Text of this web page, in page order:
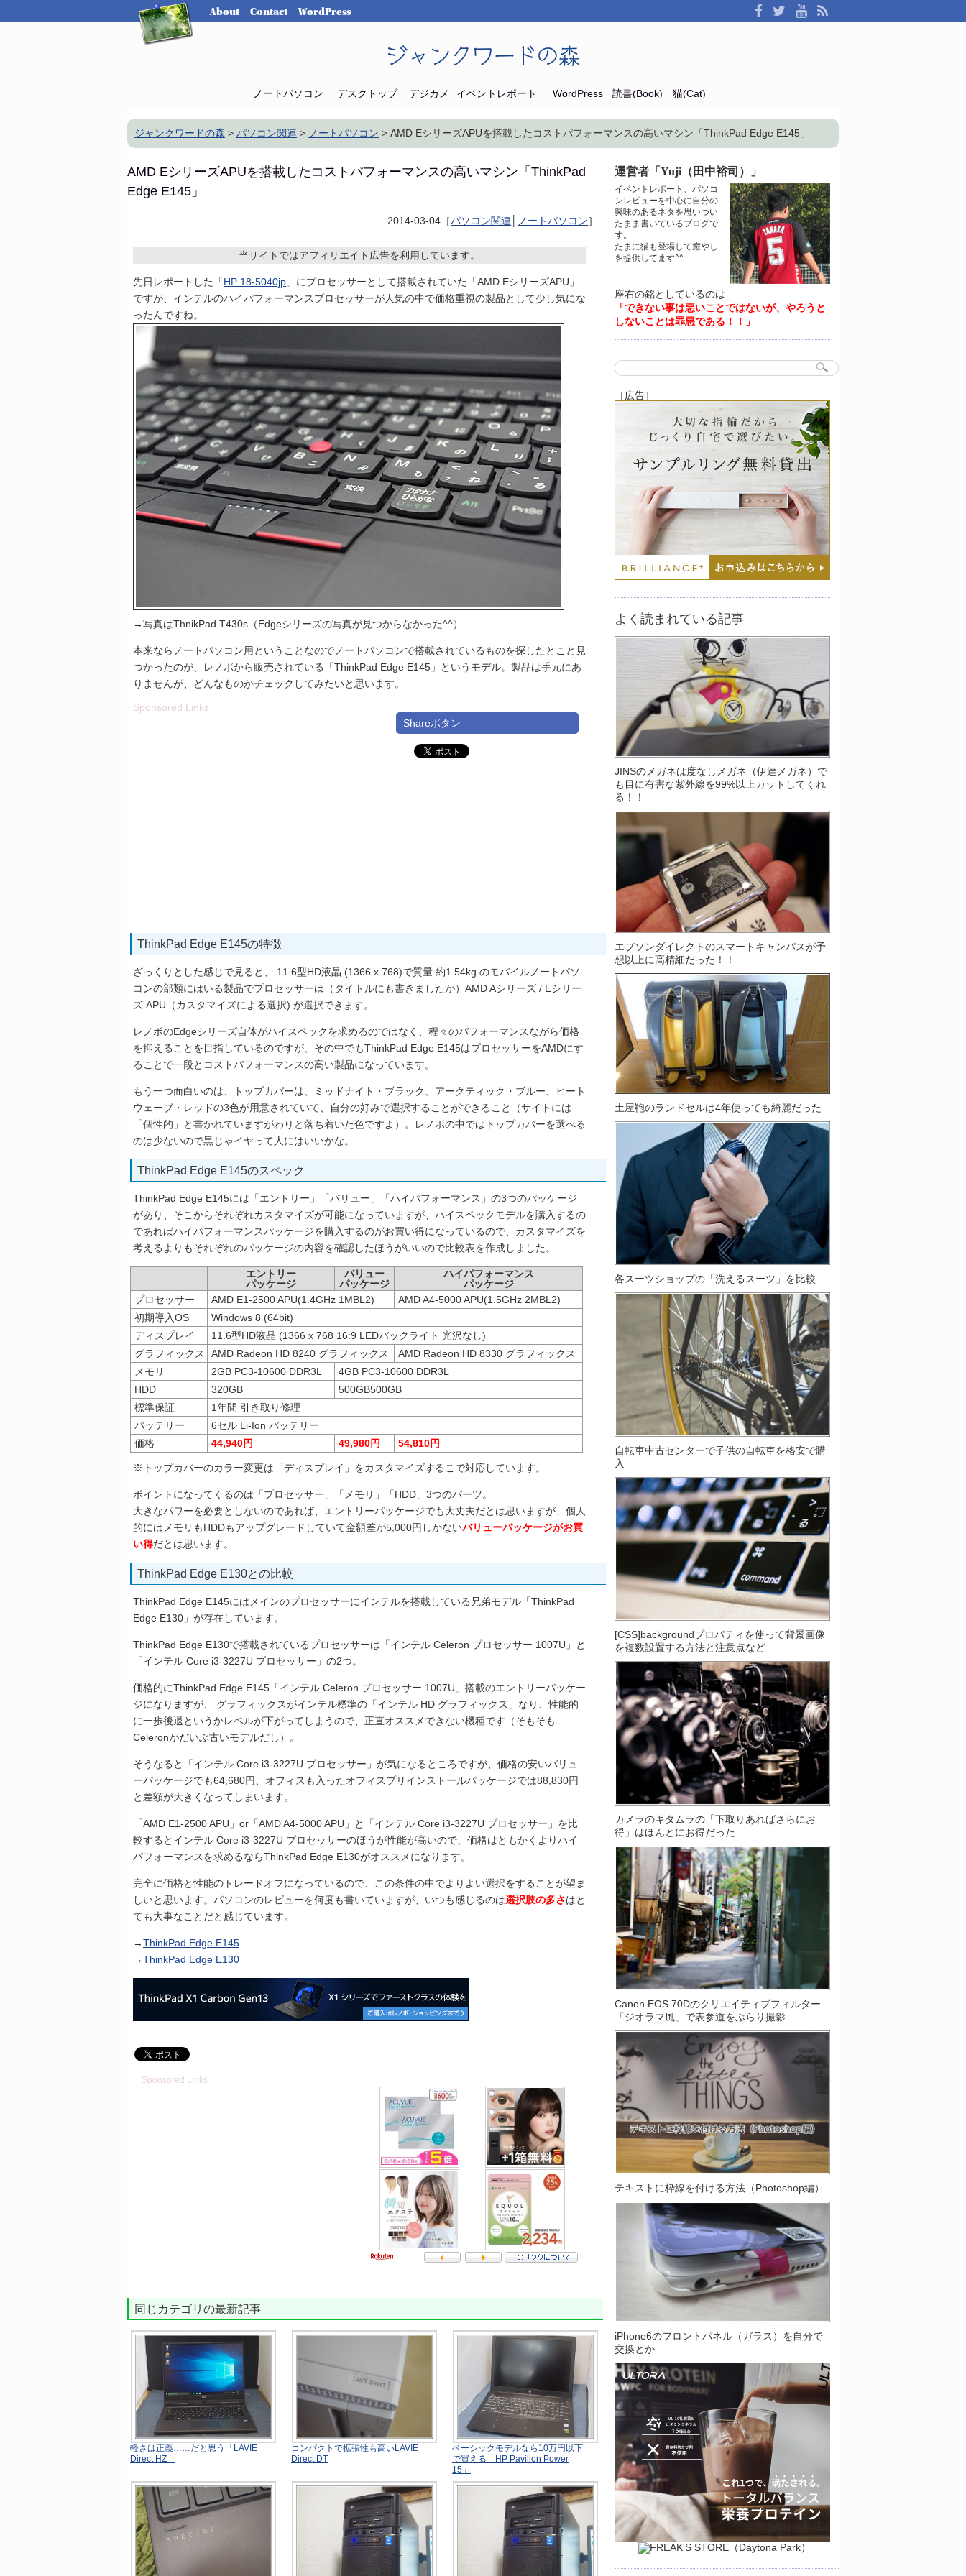
About Contact WordPress
ジャンクワードの森
ノートパソコン デスクトップ デジカメ イベントレポート WordPress 読書(Book) 猫(Cat)
ジャンクワードの森 > パソコン関連 > ノートパソコン > AMD EシリーズAPUを搭載したコストパフォーマンスの高いマシン「ThinkPad Edge E145」
AMD EシリーズAPUを搭載したコストパフォーマンスの高いマシン「ThinkPad
Edge E145」
2014-03-04［パソコン関連 ノートパソコン］
当サイトではアフィリエイト広告を利用しています。
先日レポートした「HP 18-5040jp 」にプロセッサーとして搭載されていた「AMD EシリーズAPU」
ですが、インテルのハイパフォーマンスプロセッサーが人気の中で価格重視の製品として少し気にな
ったんですね。
→写真はThnikPad T430s（Edgeシリーズの写真が見つからなかった^^）
本来ならノートパソコン用ということなのでノートパソコンで搭載されているものを探したとこと見
つかったのが、レノボから販売されている「ThinkPad Edge E145」というモデル。製品は手元にあ
りませんが、どんなものかチェックしてみたいと思います。
Sponsored Links
Shareボタン
ThinkPad Edge E145の特徴
ざっくりとした感じで見ると、 11.6型HD液晶 (1366 x 768)で質量 約1.54kg のモバイルノートパソ
コンの部類にはいる製品でプロセッサーは（タイトルにも書きましたが）AMD Aシリーズ / Eシリー
ズ APU（カスタマイズによる選択) が選択できます。
レノボのEdgeシリーズ自体がハイスペックを求めるのではなく、程々のパフォーマンスながら価格
を抑えることを目指しているのですが、その中でもThinkPad Edge E145はプロセッサーをAMDにす
ることで一段とコストパフォーマンスの高い製品になっています。
もう一つ面白いのは、トップカバーは、ミッドナイト・ブラック、アークティック・ブルー、ヒート
ウェーブ・レッドの3色が用意されていて、自分の好みで選択することができること（サイトには
「個性的」と書かれていますがわりと落ち着いた色ですよ）。レノボの中ではトップカバーを選べる
のは少ないので黒じゃイヤって人にはいいかな。
ThinkPad Edge E145のスペック
ThinkPad Edge E145には「エントリー」「バリュー」「ハイパフォーマンス」の3つのパッケージ
があり、そこからそれぞれカスタマイズが可能になっていますが、ハイスペックモデルを購入するの
であればハイパフォーマンスパッケージを購入するのがお買い得になっているので、カスタマイズを
考えるよりもそれぞれのパッケージの内容を確認したほうがいいので比較表を作成しました。
エントリー
パッケージ
バリュー
パッケージ
ハイパフォーマンス
パッケージ
プロセッサー
AMD E1-2500 APU(1.4GHz 1MBL2)
AMD A4-5000 APU(1.5GHz 2MBL2)
初期導入OS
Windows 8 (64bit)
ディスプレイ
11.6型HD液晶 (1366 x 768 16:9 LEDバックライト 光沢なし)
グラフィックス
AMD Radeon HD 8240 グラフィックス
AMD Radeon HD 8330 グラフィックス
メモリ
2GB PC3-10600 DDR3L
4GB PC3-10600 DDR3L
HDD
320GB
500GB500GB
標準保証
1年間 引き取り修理
バッテリー
6セル Li-Ion バッテリー
価格
44,940円 49,980円 54,810円
※トップカバーのカラー変更は「ディスプレイ」をカスタマイズするこで対応しています。
ポイントになってくるのは「プロセッサー」「メモリ」「HDD」3つのパーツ。
大きなパワーを必要としないのであれば、エントリーパッケージでも大丈夫だとは思いますが、個人
的にはメモリもHDDもアップグレードしていて金額差が5,000円しかないバリューパッケージがお買
い得だとは思います。
ThinkPad Edge E130との比較
ThinkPad Edge E145にはメインのプロセッサーにインテルを搭載している兄弟モデル「ThinkPad
Edge E130」が存在しています。
ThinkPad Edge E130で搭載されているプロセッサーは「インテル Celeron プロセッサー 1007U」と
「インテル Core i3-3227U プロセッサー」の2つ。
価格的にThinkPad Edge E145「インテル Celeron プロセッサー 1007U」搭載のエントリーパッケー
ジになりますが、 グラフィックスがインテル標準の「インテル HD グラフィックス」なり、性能的
に一歩後退というかレベルが下がってしまうので、正直オススメできない機種です（そもそも
Celeronがだいぶ古いモデルだし）。
そうなると「インテル Core i3-3227U プロセッサー」が気になるところですが、価格の安いバリュ
ーパッケージでも64,680円、オフィスも入ったオフィスプリインストールパッケージでは88,830円
と差額が大きくなってしまいます。
「AMD E1-2500 APU」or「AMD A4-5000 APU」と「インテル Core i3-3227U プロセッサー」を比
較するとインテル Core i3-3227U プロセッサーのほうが性能が高いので、価格はともかくよりハイ
パフォーマンスを求めるならThinkPad Edge E130がオススメになります。
完全に価格と性能のトレードオフになっているので、この条件の中でよりよい選択をすることが望ま
しいと思います。パソコンのレビューを何度も書いていますが、いつも感じるのは選択肢の多さはと
ても大事なことだと感じています。
→ThinkPad Edge E145
→ThinkPad Edge E130
Sponsored Links
同じカテゴリの最新記事
軽さは正義……だと思う「LAVIE
Direct HZ」
コンパクトで拡張性も高いLAVIE
Direct DT
ベーシックモデルなら10万円以下
で買える「HP Pavilion Power
15」
運営者「Yuji（田中裕司）」
イベントレポート、パソコ
ンレビューを中心に自分の
興味のあるネタを思いつい
たまま書いているブログで
す。
たまに猫も登場して癒やし
を提供してます^^
座右の銘としているのは
「できない事は悪いことではないが、やろうと
しないことは罪悪である！！」
［広告］
よく読まれている記事
JINSのメガネは度なしメガネ（伊達メガネ）で
も目に有害な紫外線を99%以上カットしてくれ
る！！
エプソンダイレクトのスマートキャンパスが予
想以上に高精細だった！！
土屋鞄のランドセルは4年使っても綺麗だった
各スーツショップの「洗えるスーツ」を比較
自転車中古センターで子供の自転車を格安で購
入
[CSS]backgroundプロパティを使って背景画像
を複数設置する方法と注意点など
カメラのキタムラの「下取りあればさらにお
得」はほんとにお得だった
Canon EOS 70Dのクリエイティブフィルター
「ジオラマ風」で表参道をぶらり撮影
テキストに枠線を付ける方法（Photoshop編）
iPhone6のフロントパネル（ガラス）を自分で
交換とか…